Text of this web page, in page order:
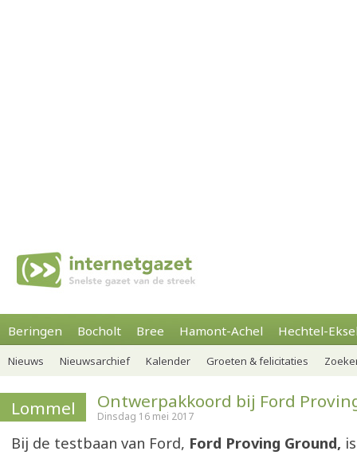
Beringen Bocholt Bree Hamont-Achel Hechtel-
Nieuws Nieuwsarchief Kalender Groeten & felicitaties
Lommel Ontwerpakkoord bij Ford
Dinsdag 16 mei 2017
Bij de testbaan van Ford, Ford Proving Ground,